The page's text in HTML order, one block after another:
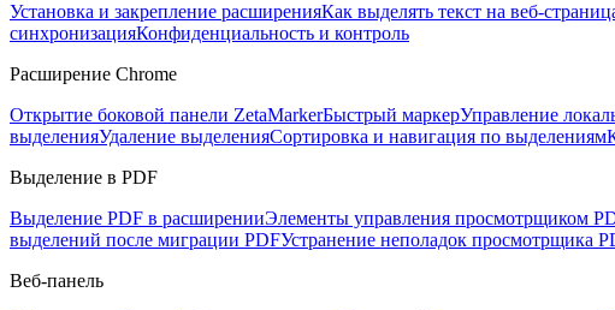
Установка и закрепление расширенияКак выделять текст на веб-
синхронизацияКонфиденциальность и контроль
Расширение Chrome
Открытие боковой панели ZetaMarkerБыстрый маркерУправление
выделенияУдаление выделенияСортировка и навигация по выделениям
Выделение в PDF
Выделение PDF в расширенииЭлементы управления просмотрщиком
выделений после миграции PDFУстранение неполадок просмотрщика
Веб-панель